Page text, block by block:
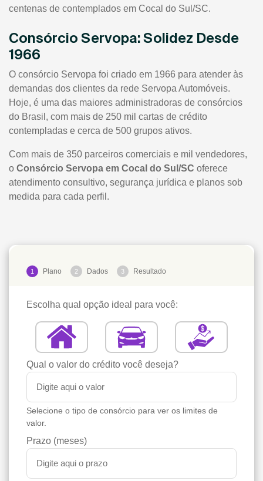
centenas de contemplados em Cocal do Sul/SC.
Consórcio Servopa: Solidez Desde
1966
O consórcio Servopa foi criado em 1966 para atender às
demandas dos clientes da rede Servopa Automóveis.
Hoje, é uma das maiores administradoras de consórcios
do Brasil, com mais de 250 mil cartas de crédito
contempladas e cerca de 500 grupos ativos.
Com mais de 350 parceiros comerciais e mil vendedores,
o Consórcio Servopa em Cocal do Sul/SC oferece
atendimento consultivo, segurança jurídica e planos sob
medida para cada perfil.
1 Plano 2 Dados 3 Resultado
Escolha qual opção ideal para você:
Qual o valor do crédito você deseja?
Selecione o tipo de consórcio para ver os limites de
valor.
Prazo (meses)